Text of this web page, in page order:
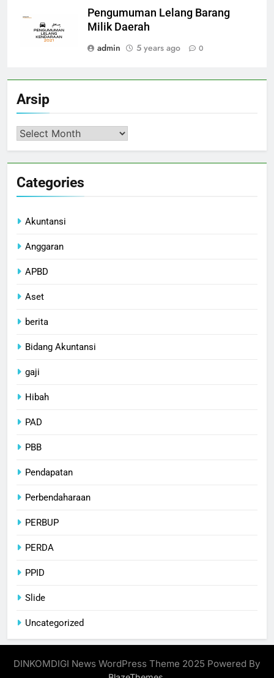
Pengumuman Lelang Barang
Milik Daerah
admin
5 years ago 0
Arsip
Arsip
Categories
Akuntansi
Anggaran
APBD
Aset
berita
Bidang Akuntansi
gaji
Hibah
PAD
PBB
Pendapatan
Perbendaharaan
PERBUP
PERDA
PPID
Slide
Uncategorized
DINKOMDIGI News WordPress Theme 2025 Powered By